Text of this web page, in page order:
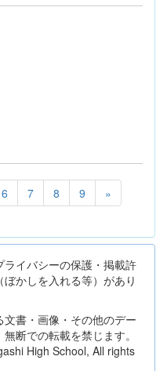
6 7 8 9 »
イバシーの保護・掲載許
かしを入れる等）があり
書・画像・その他のデー
断での転載を禁じます。
High School, All rights